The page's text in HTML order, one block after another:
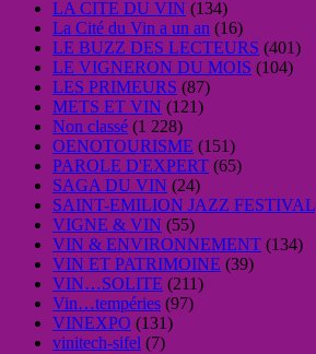
LA CITE DU VIN (134)
La Cité du Vin a un an (16)
LE BUZZ DES LECTEURS (401)
LE VIGNERON DU MOIS (104)
LES PRIMEURS (87)
METS ET VIN (121)
Non classé (1 228)
OENOTOURISME (151)
PAROLE D'EXPERT (65)
SAGA DU VIN (24)
SAINT-EMILION JAZZ FESTIVAL
VIGNE & VIN (55)
VIN & ENVIRONNEMENT (134)
VIN ET PATRIMOINE (39)
VIN…SOLITE (211)
Vin…tempéries (97)
VINEXPO (131)
vinitech-sifel (7)